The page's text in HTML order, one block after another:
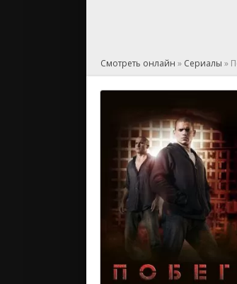
Смотреть онлайн » Сериалы »